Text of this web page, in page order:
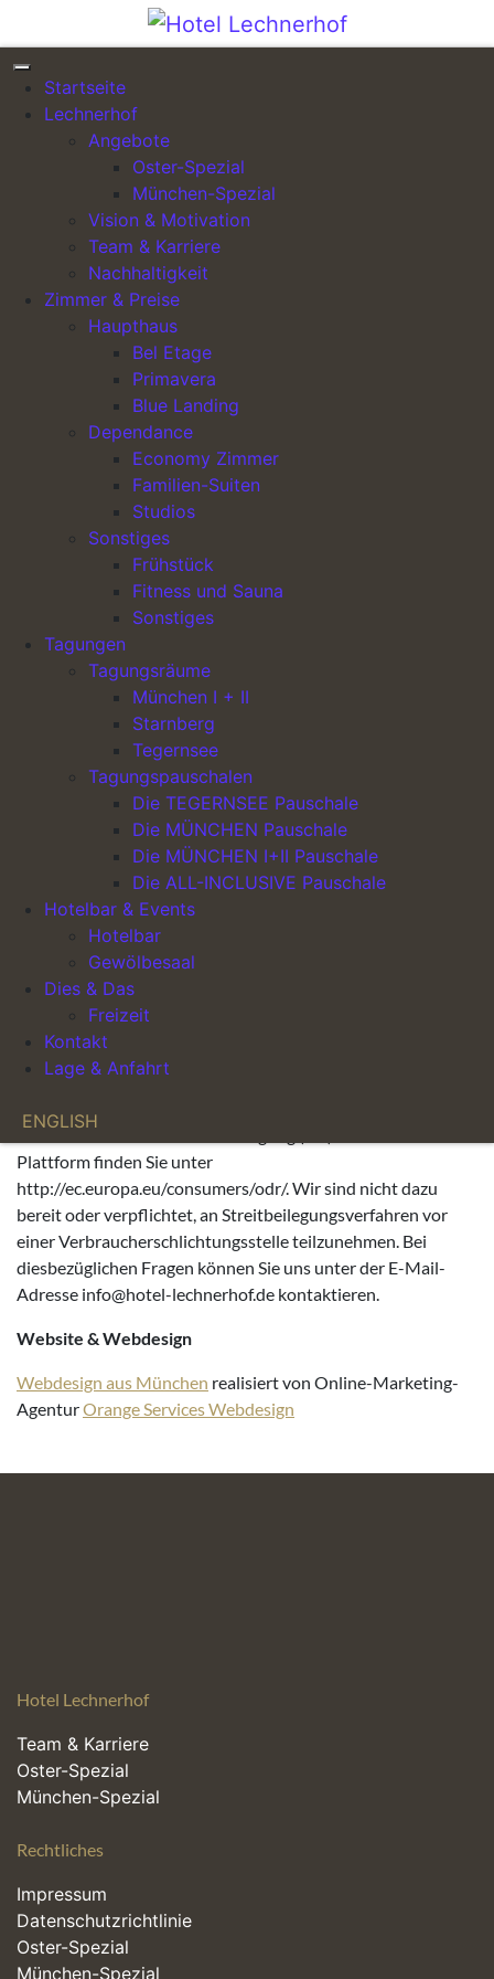
Direkt zum Inhalt wechseln
Hauptnavigation
Startseite
Lechnerhof
Angebote
Oster-Spezial
München-Spezial
Vision & Motivation
Team & Karriere
Nachhaltigkeit
Zimmer & Preise
Haupthaus
Bel Etage
Primavera
Blue Landing
Dependance
Economy Zimmer
Familien-Suiten
Studios
Sonstiges
Frühstück
Fitness und Sauna
Sonstiges
Tagungen
Tagungsräume
München I + II
Starnberg
Tegernsee
Tagungspauschalen
Die TEGERNSEE Pauschale
Die MÜNCHEN Pauschale
Die MÜNCHEN I+II Pauschale
Die ALL-INCLUSIVE Pauschale
Hotelbar & Events
Hotelbar
Gewölbesaal
Dies & Das
Freizeit
Kontakt
Lage & Anfahrt
ENGLISH
Impressum
Hotel Lechnerhof UG & Co. KG
Eichenweg 4
85774 Unterföhring
Tel: +49 (0)89 958 280
Fax: +49 (0) 89 958 28 140
info@hotel-lechnerhof.de
Gesellschaftssitz Unterföhring
Geschäftsführer: Trauterose Lechner, Brigitte Lechner
Handelsregister Amtsgericht München HRA 94940
Umsatzsteuer-Identifikationsnummer UST-ID. Nr. DE
274470381
Aufsichtsbehörde:
Landratsamt München
Mariahilfplatz 17
81541 München
Tel.: 089 / 6221 – 0
Fax.: 089 / 6221 – 2278
www.landkreis-muenchen.de/landratsamt/
E-Mail: poststelle@lra-m.bayern.de
Streitbeilegungsverfahren:
Plattform zur Online-Streitbeilegung (OS) bereit. Die
Plattform finden Sie unter
http://ec.europa.eu/consumers/odr/. Wir sind nicht dazu
bereit oder verpflichtet, an Streitbeilegungsverfahren vor
einer Verbraucherschlichtungsstelle teilzunehmen. Bei
diesbezüglichen Fragen können Sie uns unter der E-Mail-
Adresse info@hotel-lechnerhof.de kontaktieren.
Website & Webdesign
Webdesign aus München realisiert von Online-Marketing-
AgenturOrange Services Webdesign
Hotel Lechnerhof
Team & Karriere
Oster-Spezial
München-Spezial
Rechtliches
Impressum
Datenschutzrichtlinie
Oster-Spezial
München-Spezial